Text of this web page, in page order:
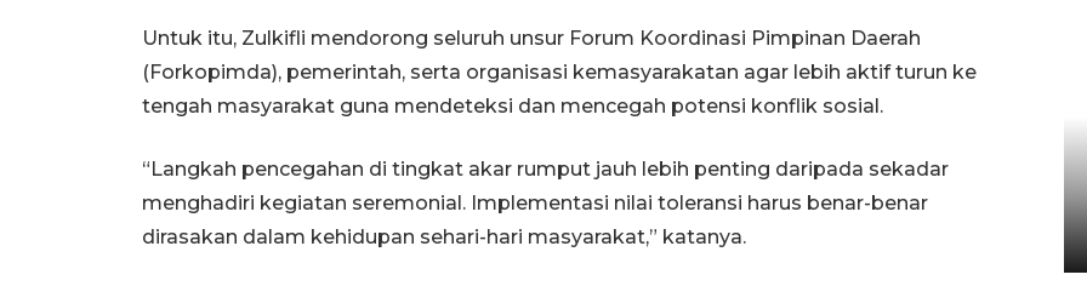
Untuk itu, Zulkifli mendorong seluruh unsur Forum Koordinasi Pimpinan Daerah
(Forkopimda), pemerintah, serta organisasi kemasyarakatan agar lebih aktif turun ke
tengah masyarakat guna mendeteksi dan mencegah potensi konflik sosial.
“Langkah pencegahan di tingkat akar rumput jauh lebih penting daripada sekadar
menghadiri kegiatan seremonial. Implementasi nilai toleransi harus benar-benar
dirasakan dalam kehidupan sehari-hari masyarakat,” katanya.
IKN mulai bangun hunian dari
investasi asing
20 Juli 2026 19:03